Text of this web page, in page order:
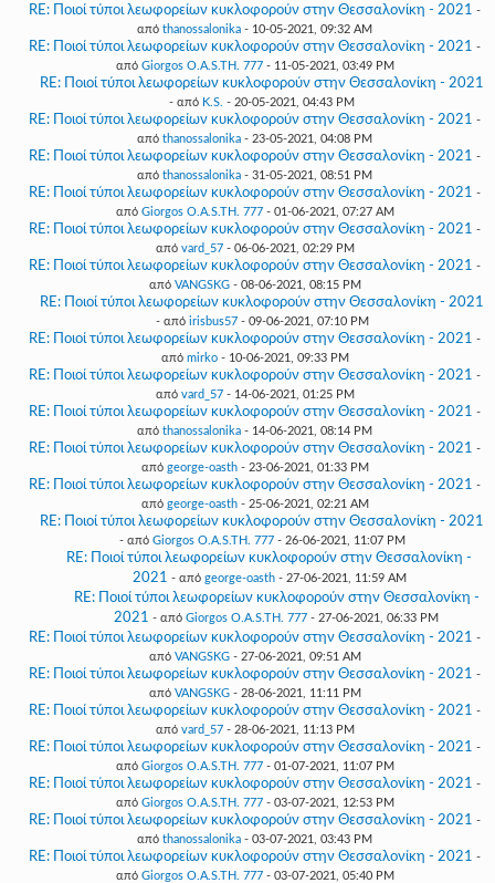
RE: Ποιοί τύποι λεωφορείων κυκλοφορούν στην Θεσσαλονίκη - 2021 -
από thanossalonika - 10-05-2021, 09:32 AM
RE: Ποιοί τύποι λεωφορείων κυκλοφορούν στην Θεσσαλονίκη - 2021 -
από Giorgos O.A.S.TH. 777- 11-05-2021, 03:49 PM
RE: Ποιοί τύποι λεωφορείων κυκλοφορούν στην Θεσσαλονίκη - 2021
- από K.S. - 20-05-2021, 04:43 PM
RE: Ποιοί τύποι λεωφορείων κυκλοφορούν στην Θεσσαλονίκη - 2021 -
από thanossalonika - 23-05-2021, 04:08 PM
RE: Ποιοί τύποι λεωφορείων κυκλοφορούν στην Θεσσαλονίκη - 2021 -
από thanossalonika - 31-05-2021, 08:51 PM
RE: Ποιοί τύποι λεωφορείων κυκλοφορούν στην Θεσσαλονίκη - 2021 -
από Giorgos O.A.S.TH. 777- 01-06-2021, 07:27 AM
RE: Ποιοί τύποι λεωφορείων κυκλοφορούν στην Θεσσαλονίκη - 2021 -
από vard_57- 06-06-2021, 02:29 PM
RE: Ποιοί τύποι λεωφορείων κυκλοφορούν στην Θεσσαλονίκη - 2021 -
από VANGSKG- 08-06-2021, 08:15 PM
RE: Ποιοί τύποι λεωφορείων κυκλοφορούν στην Θεσσαλονίκη - 2021
- από irisbus57- 09-06-2021, 07:10 PM
RE: Ποιοί τύποι λεωφορείων κυκλοφορούν στην Θεσσαλονίκη - 2021 -
από mirko- 10-06-2021, 09:33 PM
RE: Ποιοί τύποι λεωφορείων κυκλοφορούν στην Θεσσαλονίκη - 2021 -
από vard_57- 14-06-2021, 01:25 PM
RE: Ποιοί τύποι λεωφορείων κυκλοφορούν στην Θεσσαλονίκη - 2021 -
από thanossalonika - 14-06-2021, 08:14 PM
RE: Ποιοί τύποι λεωφορείων κυκλοφορούν στην Θεσσαλονίκη - 2021 -
από george-oasth- 23-06-2021, 01:33 PM
RE: Ποιοί τύποι λεωφορείων κυκλοφορούν στην Θεσσαλονίκη - 2021 -
από george-oasth- 25-06-2021, 02:21 AM
RE: Ποιοί τύποι λεωφορείων κυκλοφορούν στην Θεσσαλονίκη - 2021
- από Giorgos O.A.S.TH. 777- 26-06-2021, 11:07 PM
RE: Ποιοί τύποι λεωφορείων κυκλοφορούν στην Θεσσαλονίκη -
2021 - από george-oasth- 27-06-2021, 11:59 AM
RE: Ποιοί τύποι λεωφορείων κυκλοφορούν στην Θεσσαλονίκη -
2021 - από Giorgos O.A.S.TH. 777 - 27-06-2021, 06:33 PM
RE: Ποιοί τύποι λεωφορείων κυκλοφορούν στην Θεσσαλονίκη - 2021 -
από VANGSKG- 27-06-2021, 09:51 AM
RE: Ποιοί τύποι λεωφορείων κυκλοφορούν στην Θεσσαλονίκη - 2021 -
από VANGSKG- 28-06-2021, 11:11 PM
RE: Ποιοί τύποι λεωφορείων κυκλοφορούν στην Θεσσαλονίκη - 2021 -
από vard_57- 28-06-2021, 11:13 PM
RE: Ποιοί τύποι λεωφορείων κυκλοφορούν στην Θεσσαλονίκη - 2021 -
από Giorgos O.A.S.TH. 777- 01-07-2021, 11:07 PM
RE: Ποιοί τύποι λεωφορείων κυκλοφορούν στην Θεσσαλονίκη - 2021 -
από Giorgos O.A.S.TH. 777- 03-07-2021, 12:53 PM
RE: Ποιοί τύποι λεωφορείων κυκλοφορούν στην Θεσσαλονίκη - 2021 -
από thanossalonika - 03-07-2021, 03:43 PM
RE: Ποιοί τύποι λεωφορείων κυκλοφορούν στην Θεσσαλονίκη - 2021 -
από Giorgos O.A.S.TH. 777- 03-07-2021, 05:40 PM